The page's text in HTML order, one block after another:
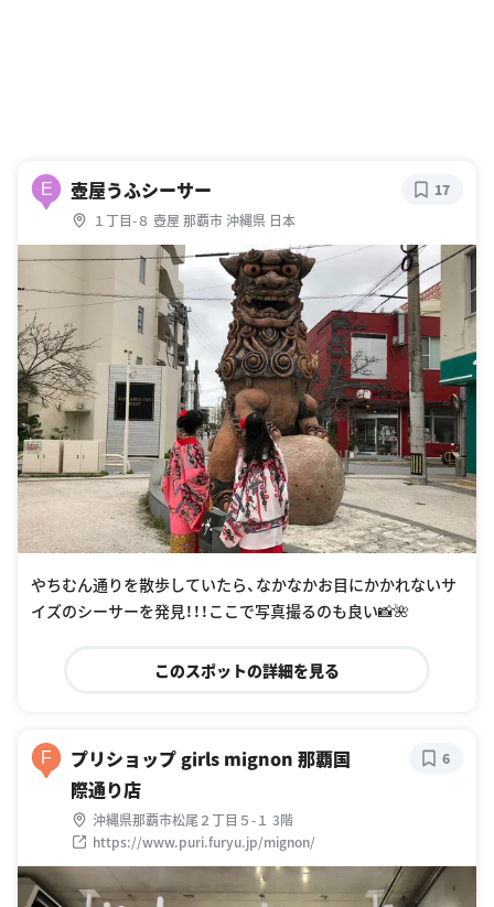
E 壺屋うふシーサー
１丁目-８ 壺屋 那覇市 沖縄県 日本
17
やちむん通りを散歩していたら、なかなかお目にかかれないサ
イズのシーサーを発見！！！ここで写真撮るのも良い📸🌺
このスポットの詳細を見る
F
プリショップ girls mignon 那覇国
際通り店
沖縄県那覇市松尾２丁目５-１ 3階
https://www.puri.furyu.jp/mignon/
6